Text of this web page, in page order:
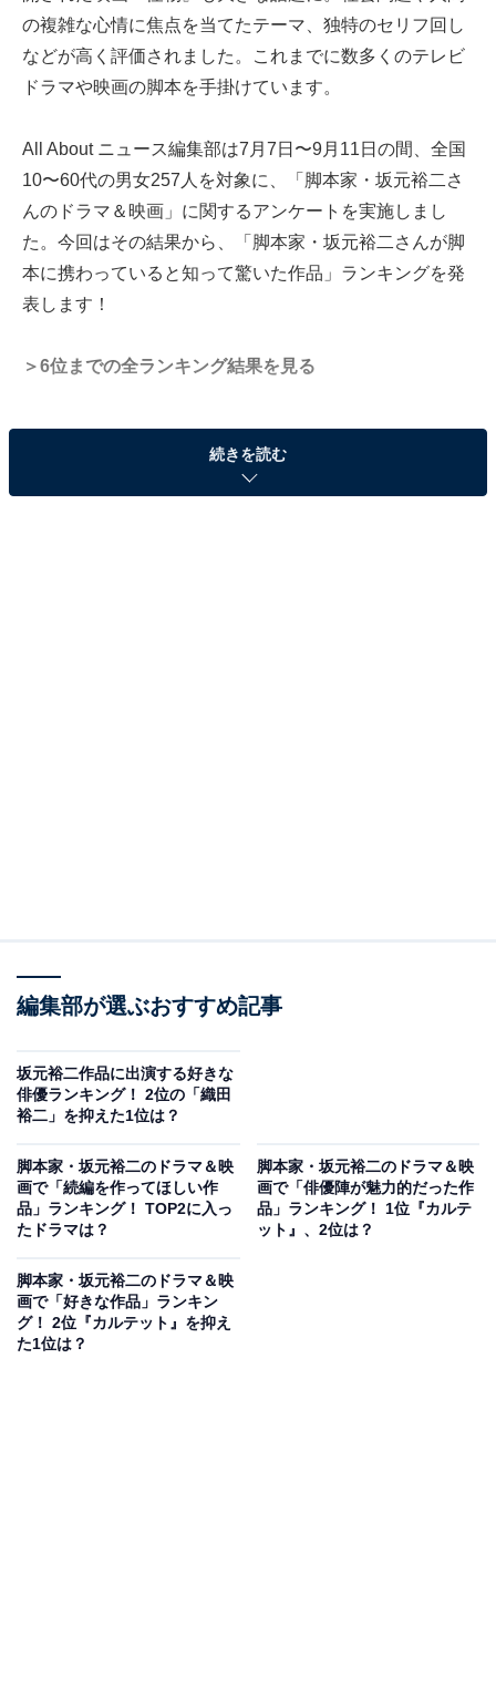
の複雑な心情に焦点を当てたテーマ、独特のセリフ回し
などが高く評価されました。これまでに数多くのテレビ
ドラマや映画の脚本を手掛けています。
All About ニュース編集部は7月7日〜9月11日の間、全国
10〜60代の男女257人を対象に、「脚本家・坂元裕二さ
んのドラマ＆映画」に関するアンケートを実施しまし
た。今回はその結果から、「脚本家・坂元裕二さんが脚
本に携わっていると知って驚いた作品」ランキングを発
表します！
＞6位までの全ランキング結果を見る
第2位：映画『世界の中心で、愛をさけぶ』
（2004年）※共同脚本
ん、坂元裕二さん、伊藤ちひろさんの共同脚本で実写映
画化されました。主人公・朔太郎を森山未來さん、初恋
愛が描かれ、日本中に“セカチュー”ブームを巻き起こす
大ヒットを記録しました。
回答者からは、「全然、坂元作品っぽくないから（42歳
女性）」「行定監督のイメージが強すぎて共同脚本とは
知らなかった（52歳女性）」「坂元裕二さんらしさがで
続きを読む
編集部が選ぶおすすめ記事
坂元裕二作品に出演する好きな
俳優ランキング！ 2位の「織田
裕二」を抑えた1位は？
脚本家・坂元裕二のドラマ＆映
画で「続編を作ってほしい作
品」ランキング！ TOP2に入っ
たドラマは？
脚本家・坂元裕二のドラマ＆映
画で「俳優陣が魅力的だった作
品」ランキング！ 1位『カルテ
ット』、2位は？
脚本家・坂元裕二のドラマ＆映
画で「好きな作品」ランキン
グ！ 2位『カルテット』を抑え
た1位は？